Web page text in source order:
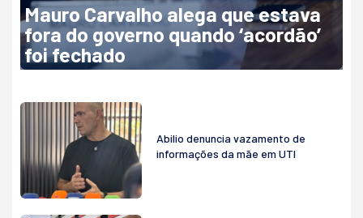
Mauro Carvalho alega que estava
fora do governo quando ‘acordão’
foi fechado
Abilio denuncia vazamento de
informações da mãe em UTI